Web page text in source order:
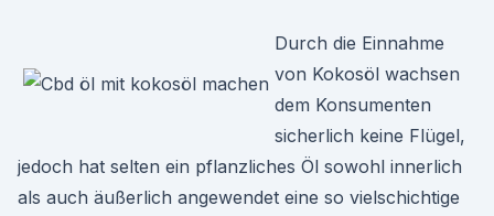
Durch die Einnahme
von Kokosöl wachsen
dem Konsumenten
sicherlich keine Flügel,
jedoch hat selten ein pflanzliches Öl sowohl innerlich
als auch äußerlich angewendet eine so vielschichtige